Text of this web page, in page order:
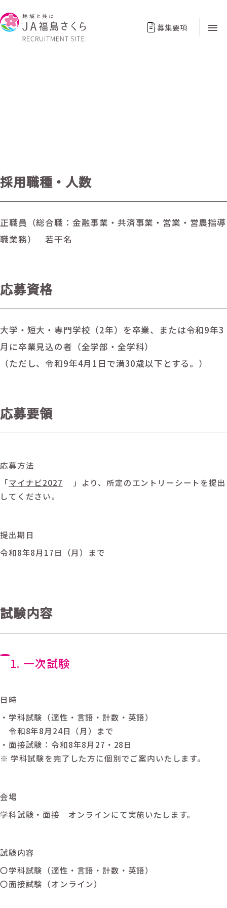
募集要項
採用職種・人数
正職員（総合職：金融事業・共済事業・営業・営農指導
職業務） 若干名
応募資格
大学・短大・専門学校（2年）を卒業、または令和9年3
月に卒業見込の者（全学部・全学科）
（ただし、令和9年4月1日で満30歳以下とする。）
応募要領
応募方法
「マイナビ2027
」より、所定のエントリーシートを提出
してください。
提出期日
令和8年8月17日（月）まで
試験内容
1. 一次試験
日時
・学科試験（適性・言語・計数・英語）
令和8年8月24日（月）まで
・面接試験：令和8年8月27・28日
※ 学科試験を完了した方に個別でご案内いたします。
会場
学科試験・面接 オンラインにて実施いたします。
試験内容
〇学科試験（適性・言語・計数・英語）
〇面接試験（オンライン）